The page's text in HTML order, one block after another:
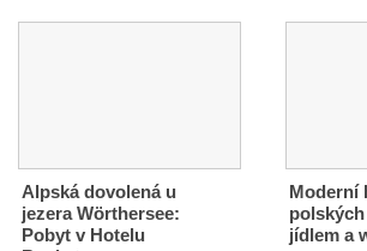
Alpská dovolená u
jezera Wörthersee:
Pobyt v Hotelu
Moderní
jídlem a